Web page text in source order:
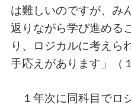
は難しいのですが、み
返りながら学び進める
り、ロジカルに考えら
手応えがあります」（
１年次に同科目でロ